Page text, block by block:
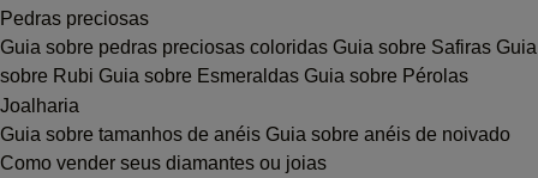
Pedras preciosas
Guia sobre pedras preciosas coloridas Guia sobre Safiras Guia
sobre Rubi Guia sobre Esmeraldas Guia sobre Pérolas
Joalharia
Guia sobre tamanhos de anéis Guia sobre anéis de noivado
Como vender seus diamantes ou joias